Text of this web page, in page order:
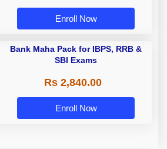
Enroll Now
Bank Maha Pack for IBPS, RRB &
SBI Exams
Rs 2,840.00
Enroll Now